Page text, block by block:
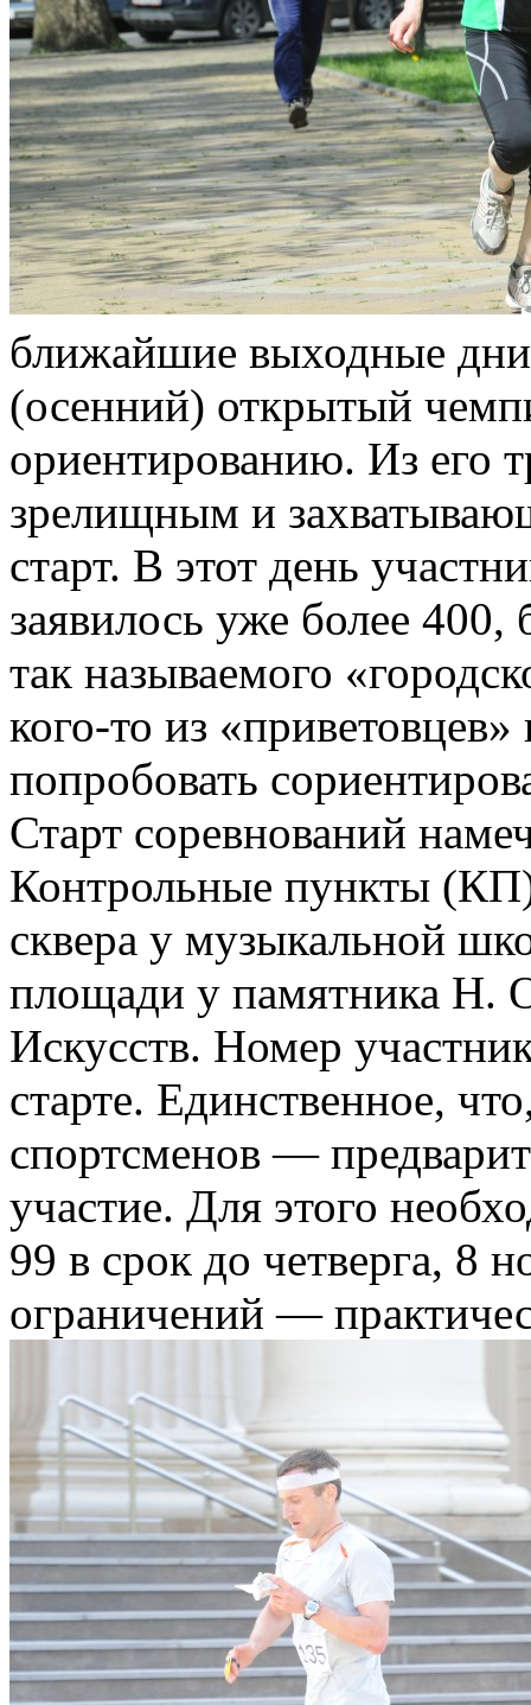
ближайшие выходные
(осенний) открытый
ориентированию. Из его
зрелищным и
старт. В этот день
заявилось уже более
так называемого
кого-то из
попробовать
Старт соревнований
Контрольные пункты
сквера у музыкальной
площади у памятника Н.
Искусств. Номер
старте. Единственное,
спортсменов —
участие. Для этого
99 в срок до четверга, 8
ограничений —